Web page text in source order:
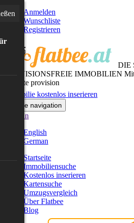
Anmelden
Wunschliste
Registrieren
DIE
PROVISIONSFREIE IMMOBILIEN
gesamte provision
Immobilie kostenlos inserieren
Toggle navigation
German
English
German
Startseite
Immobiliensuche
Kostenlos inserieren
Kartensuche
Umzugsvergleich
Über Flatbee
Blog